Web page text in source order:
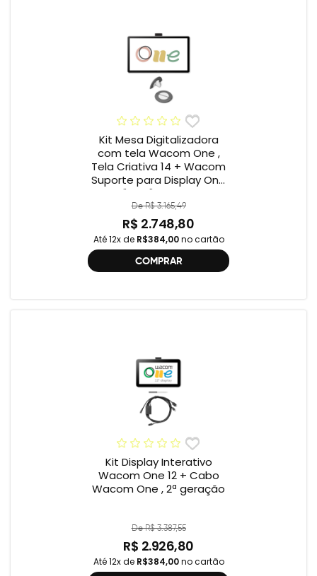
Kit Mesa Digitalizadora
com tela Wacom One ,
Tela Criativa 14 + Wacom
Suporte para Display One
12" e 13" ACK649Z
De R$ 3.165,49
R$ 2.748,80
Até 12x de R$384,00no cartão
COMPRAR
Kit Display Interativo
Wacom One 12 + Cabo
Wacom One , 2ª geração
De R$ 3.387,55
R$ 2.926,80
Até 12x de R$384,00no cartão